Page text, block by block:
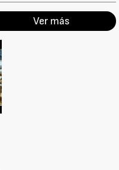
Ver más